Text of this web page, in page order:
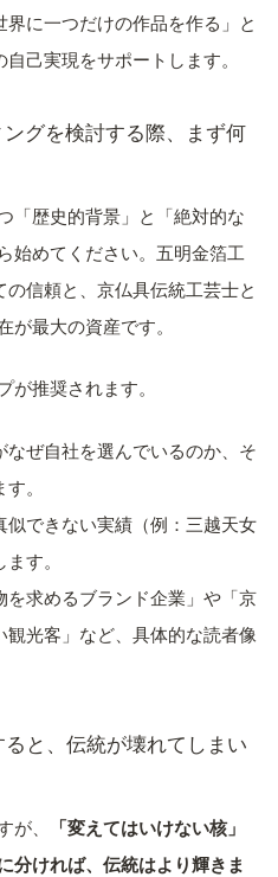
界に一つだけの作品を作る」と
己実現をサポートします。
グを検討する際、まず何
「歴史的背景」と「絶対的な
始めてください。五明金箔工
信頼と、京仏具伝統工芸士と
が最大の資産です。
が推奨されます。
なぜ自社を選んでいるのか、そ
。
似できない実績（例：三越天女
す。
を求めるブランド企業」や「京
観光客」など、具体的な読者像
と、伝統が壊れてしまい
が、
「変えてはいけない核」
分ければ、伝統はより輝きま